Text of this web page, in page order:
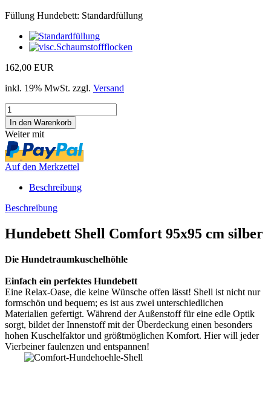
Füllung Hundebett: Standardfüllung
162,00 EUR
inkl. 19% MwSt. zzgl. Versand
Weiter mit
Auf den Merkzettel
Beschreibung
Beschreibung
Hundebett Shell Comfort 95x95 cm silber
Die Hundetraumkuschelhöhle
Einfach ein perfektes Hundebett
Eine Relax-Oase, die keine Wünsche offen lässt! Shell ist nicht nur
formschön und bequem; es ist aus zwei unterschiedlichen
Materialien gefertigt. Während der Außenstoff für eine edle Optik
sorgt, bildet der Innenstoff mit der Überdeckung einen besonders
hohen Kuschelfaktor und größtmöglichen Komfort. Hier will jeder
Vierbeiner faulenzen und entspannen!